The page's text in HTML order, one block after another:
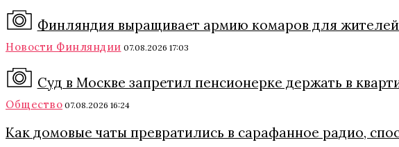
Финляндия выращивает армию комаров для
Новости Финляндии 07.08.2026 17:03
Суд в Москве запретил пенсионерке держать в
Общество 07.08.2026 16:24
Как домовые чаты превратились в сарафанное радио,